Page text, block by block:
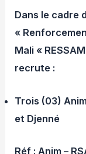
Dans le cadre
«
Mali «
recrute :
Trois (03)
et Djenné
Réf : Anim –